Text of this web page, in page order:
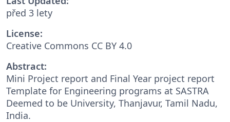
před 3 lety
License:
Creative Commons CC BY 4.0
Abstract:
Mini Project report and Final Year project report
Template for Engineering programs at SASTRA
Deemed to be University, Thanjavur, Tamil Nadu,
India.